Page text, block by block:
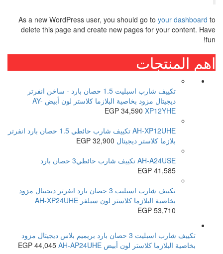
As a new WordPress user, you should go to your dashboard to
delete this page and create new pages for your content. Have
fun!
اهم المنتجات
تكييف شارب اسبليت 1.5 حصان بارد - ساخن انفرتر
ديجيتال مزود بخاصية البلازما كلاستر لون أبيض AY-
XP12YHE
EGP 34,590
AH-XP12UHE تكييف شارب حائطي 1.5 حصان بارد انفرتر
بلازما كلاستر ديجيتال
EGP 32,900
AH-A24USE تكييف شارب حائطي3 حصان بارد
EGP 41,585
تكييف شارب اسبليت 3 حصان بارد انفرتر ديجيتال مزود
بخاصية البلازما كلاستر لون سيلفر AH-XP24UHE
EGP 53,710
تكييف شارب اسبليت 3 حصان بارد بريميم بلاس ديجيتال مزود
بخاصية البلازما كلاستر لون أبيض AH-AP24UHE
EGP 44,045